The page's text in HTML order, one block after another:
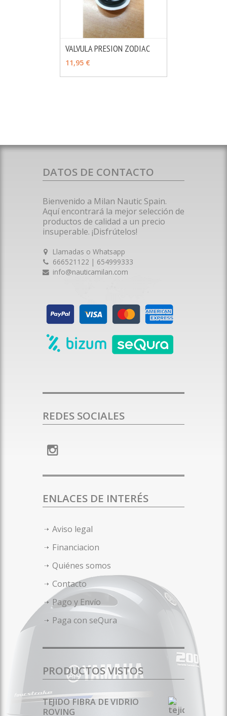
VALVULA PRESION ZODIAC
11,95 €
DATOS DE CONTACTO
Bienvenido a Milan Nautic Spain.
Aquí encontrará la mejor selección de
productos de calidad a un precio
insuperable. ¡Disfrútelos!
Llamadas o Whatsapp
666521122 | 654999333
info@nauticamilan.com
REDES SOCIALES
ENLACES DE INTERÉS
Aviso legal
Financiacion
Quiénes somos
Contacto
Pago y Envío
Paga con seQura
PRODUCTOS VISTOS
TEJIDO FIBRA DE VIDRIO
ROVING